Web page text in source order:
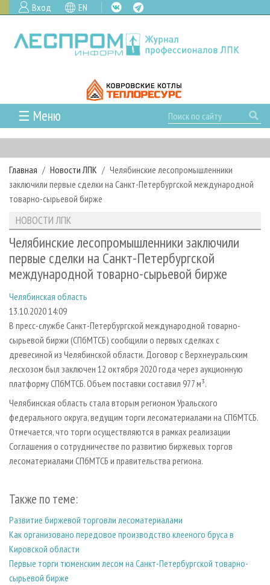
Вход EN
☰ Меню
ГЛАВНАЯ
РУБРИКИ И ТЕМЫ
РУБРИКИ ЖУРНАЛА
ЛЕСНОЕ ХОЗЯЙСТВО
ЛЕСОЗАГОТОВКА
ЛЕСОПИЛЕНИЕ
ДЕРЕВООБРАБОТКА
СУШКА ДРЕВЕСИНЫ
ПРОИЗВОДСТВО ДРЕВЕСНЫХ ПЛИТ
ДЕРЕВЯННОЕ ДОМОСТРОЕНИЕ
ПРОИЗВОДСТВО МЕБЕЛИ
БИОЭНЕРГЕТИКА
ЦБП
ИНСТРУМЕНТ И МАТЕРИАЛЫ
НОВОСТИ
КАЛЕНДАРЬ СОБЫТИЙ
НОВОСТИ ЛПК
НОВОСТИ ЖУРНАЛА
НОВОСТИ КОМПАНИЙ
ПРОЕКТЫ ЛПИ
АНАЛИТИКА
ПРЕДПРИЯТИЯ ЛПК
ЛЕСНЫЕ РЕГИОНЫ РОССИИ
ПЕРСОНЫ
МОБИЛЬНЫЕ ВЫСТАВКИ
ОФИЦИАЛЬНЫЕ ДЕЛЕГАЦИИ
ПРИОРИТЕТНЫЕ ИНВЕСТПРОЕКТЫ
RUSSIAN FORESTRY REVIEW
ГАЗЕТА ЛЕСПРОМФОРУМ
БИБЛИОТЕКА СПЕЦИАЛИСТА
АРХИВ
АРХИВ ЖУРНАЛОВ
СТАТЬИ
О ЖУРНАЛЕ
ПОДПИСКА
КОНТАКТЫ
РЕКЛАМОДАТЕЛЯМ
РЕКЛАМА
РЕКЛАМА НА САЙТЕ
Главная Новости ЛПК
Челябинские лесопромышленники
заключили первые сделки на Санкт-Петербургской международной
товарно-сырьевой бирже
НОВОСТИ ЛПК
Челябинские лесопромышленники заключили
первые сделки на Санкт-Петербургской
международной товарно-сырьевой бирже
Челябинская область
13.10.2020 14:09
В пресс-службе Санкт-Петербургской международной товарно-
сырьевой биржи (СПбМТСБ) сообщили о первых сделках с
древесиной из Челябинской области. Договор с Верхнеуральским
лесхозом был заключен 12 октября 2020 года через аукционную
платформу СПбМТСБ. Объем поставки составил 977 м³.
Челябинская область стала вторым регионом Уральского
федерального округа, ведущим торги лесоматериалами на СПбМТСБ.
Отмечается, что торги осуществляются в рамках реализации
Соглашения о сотрудничестве по развитию биржевых торгов
лесоматериалами СПбМТСБ и правительства региона.
Также по теме:
Развитие биржевой торговли лесоматериалами
Как организовано передовое производство клееного бруса в
Кировской области
Первые торги тюменским лесом на Санкт-Петербургской товарно-
сырьевой бирже